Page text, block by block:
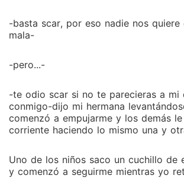
-basta scar, por eso nadie nos quiere
mala-
-pero...-
-te odio scar si no te parecieras a mi
conmigo-dijo mi hermana
comenzó a empujarme y los demás
corriente haciendo lo mismo una y
Uno de los niños saco un cuchillo de
y comenzó a seguirme mientras yo